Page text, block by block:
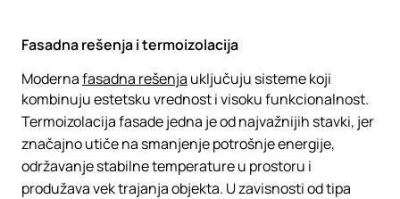
Fasadna rešenja i termoizolacija
Modernafasadna rešenja uključuju sisteme koji
kombinuju estetsku vrednost i visoku funkcionalnost.
Termoizolacija fasade jedna je od najvažnijih stavki, jer
značajno utiče na smanjenje potrošnje energije,
održavanje stabilne temperature u prostoru i
produžava vek trajanja objekta. U zavisnosti od tipa